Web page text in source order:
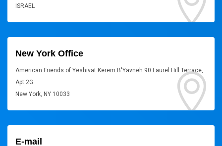
ISRAEL
New York Office
American Friends of Yeshivat Kerem B'Yavneh 90 Laurel Hill Terrace,
Apt 2G
New York, NY 10033
E-mail